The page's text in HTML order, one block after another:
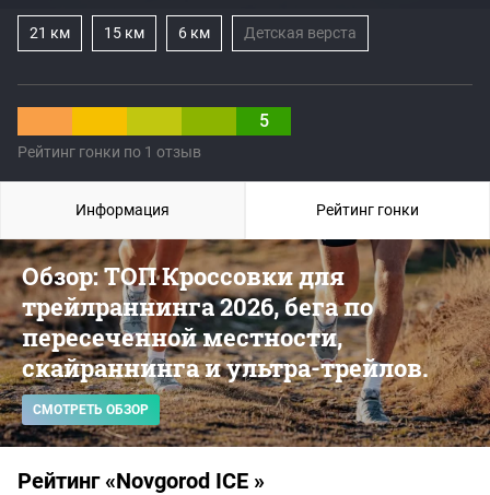
5
Рейтинг гонки по 1 отзыв
21 км 15 км 6 км Детская верста
Обзор: ТОП Кроссовки для
трейлраннинга 2026, бега по
пересеченной местности,
скайраннинга и ультра-трейлов.
СМОТРЕТЬ ОБЗОР
Рейтинг «Novgorod ICE »
Информация Рейтинг гонки